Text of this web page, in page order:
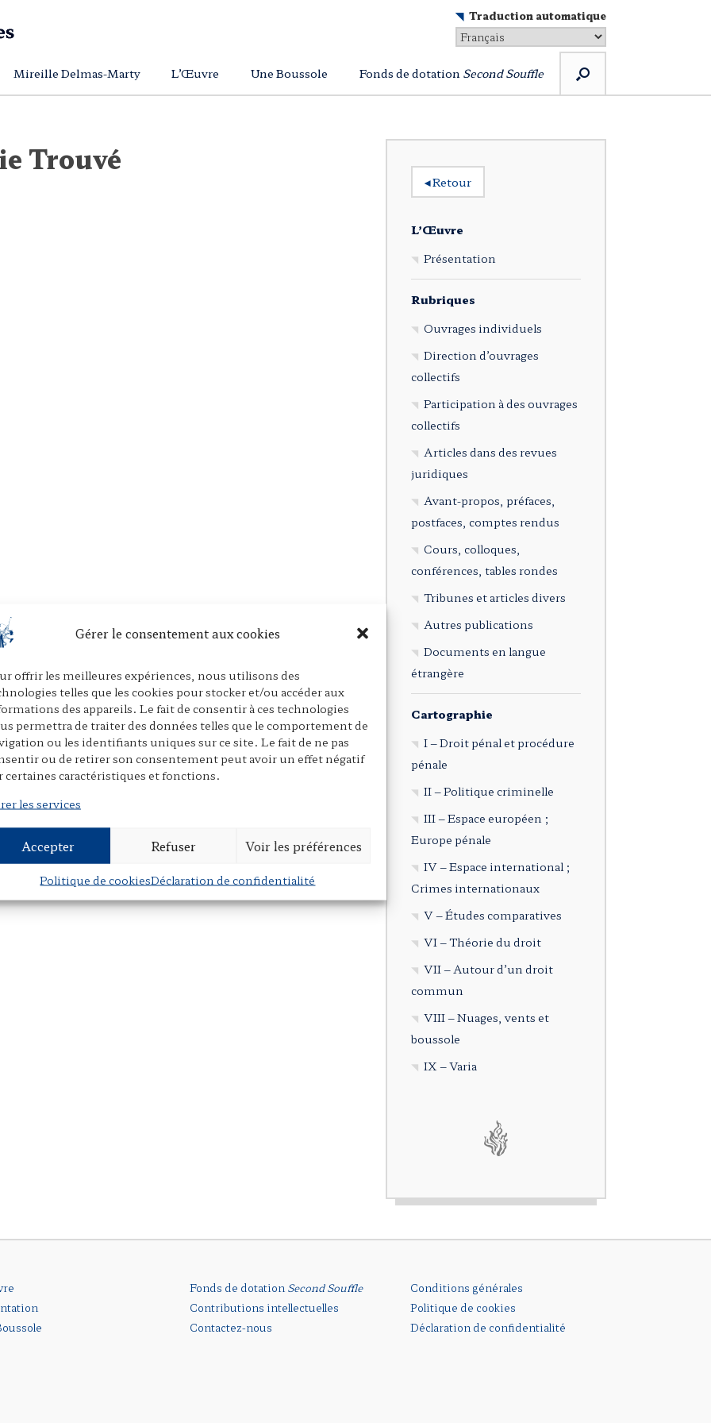
Gérer le consentement aux cookies
offrir les meilleures expériences, nous utilisons des
telles que les cookies pour stocker et/ou accéder aux
des appareils. Le fait de consentir à ces technologies
permettra de traiter des données telles que le comportement de
ou les identifiants uniques sur ce site. Le fait de ne pas
ou de retirer son consentement peut avoir un effet négatif
certaines caractéristiques et fonctions.
les services
Accepter Refuser Voir les préférences
Politique de cookiesDéclaration de confidentialité
Traduction automatique
Mireille Delmas-Marty L’Œuvre Une Boussole Fonds de dotation Second Souffle
Trouvé
◂Retour
L’Œuvre
Présentation
Rubriques
Ouvrages individuels
Direction d’ouvrages
collectifs
Participation à des ouvrages
collectifs
Articles dans des revues
juridiques
Avant-propos, préfaces,
postfaces, comptes rendus
Cours, colloques,
conférences, tables rondes
Tribunes et articles divers
Autres publications
Documents en langue
étrangère
Cartographie
I – Droit pénal et procédure
pénale
II – Politique criminelle
III – Espace européen ;
Europe pénale
IV – Espace international ;
Crimes internationaux
V – Études comparatives
VI – Théorie du droit
VII – Autour d’un droit
commun
VIII – Nuages, vents et
boussole
IX – Varia
Fonds de dotation Second Souffle
Contributions intellectuelles
Contactez-nous
Conditions générales
Politique de cookies
Déclaration de confidentialité